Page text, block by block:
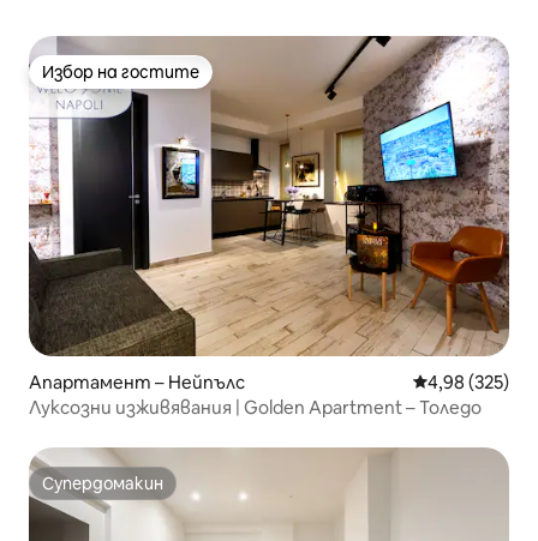
Избор на гостите
Избор на гостите
Апартамент – Нейпълс Средна
4,98 (325)
Луксозни изживявания | Golden Apartment – Толедо
Супердомакин
Супердомакин